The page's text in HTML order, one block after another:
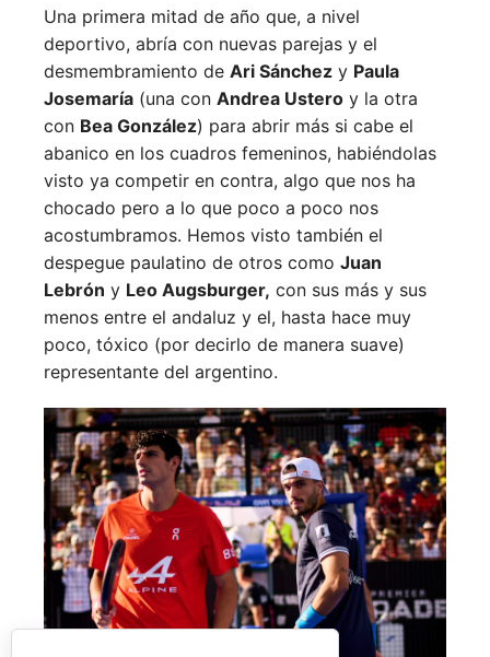
Una primera mitad de año que, a nivel
deportivo, abría con nuevas parejas y el
desmembramiento de Ari Sánchez y Paula
Josemaría (una con Andrea Ustero y la otra
con Bea González) para abrir más si cabe el
abanico en los cuadros femeninos, habiéndolas
visto ya competir en contra, algo que nos ha
chocado pero a lo que poco a poco nos
acostumbramos. Hemos visto también el
despegue paulatino de otros como Juan
Lebrón y Leo Augsburger, con sus más y sus
menos entre el andaluz y el, hasta hace muy
poco, tóxico (por decirlo de manera suave)
representante del argentino.